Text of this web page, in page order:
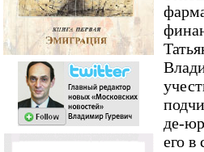
де-
его в